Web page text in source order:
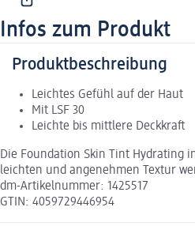
Infos zum Produkt
Produktbeschreibung
Leichtes Gefühl auf der Haut
Mit LSF 30
Leichte bis mittlere Deckkraft
Die Foundation Skin Tint Hydrating
leichten und angenehmen Textur
dm-Artikelnummer: 1425517
GTIN: 4059729446954